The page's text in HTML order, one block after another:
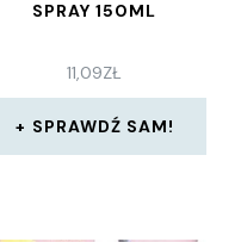
SPRAY 150ML
11,09ZŁ
SPRAWDŹ SAM!